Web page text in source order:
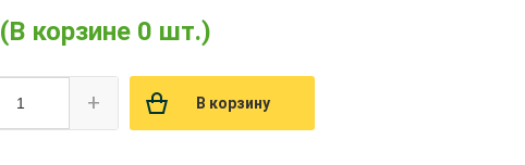
(В корзине 0 шт.)
+ В корзину